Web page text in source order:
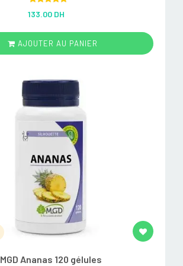
out of 5
133.00 DH
AJOUTER AU PANIER
MGD Ananas 120 gélules